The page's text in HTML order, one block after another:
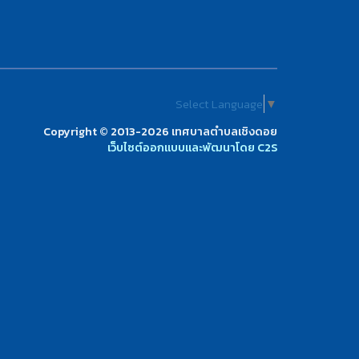
Select Language ▼
Copyright © 2013-2026 เทศบาลตำบลเชิงดอย
เว็บไซต์ออกแบบและพัฒนาโดย C2S